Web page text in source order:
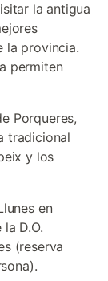
la antigua
la provincia.
permiten
Porqueres,
tradicional
y los
en
D.O.
(reserva